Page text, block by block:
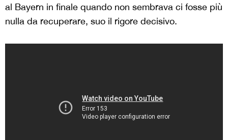
al Bayern in finale quando non sembrava ci fosse più
nulla da recuperare, suo il rigore decisivo.